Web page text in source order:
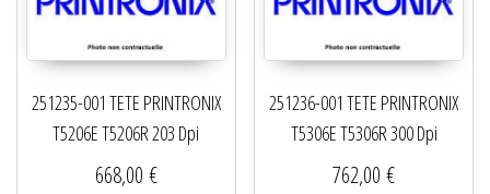
251235-001 TETE PRINTRONIX
T5206E T5206R 203 Dpi
668,00 €
251236-001 TETE PRINTRONIX
T5306E T5306R 300 Dpi
762,00€